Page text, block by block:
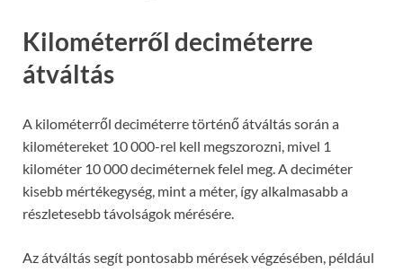
Kilométerről deciméterre
átváltás
A kilométerről deciméterre történő átváltás során a
kilométereket 10 000-rel kell megszorozni, mivel 1
kilométer 10 000 deciméternek felel meg. A deciméter
kisebb mértékegység, mint a méter, így alkalmasabb a
részletesebb távolságok mérésére.
Az átváltás segít pontosabb mérések végzésében, például